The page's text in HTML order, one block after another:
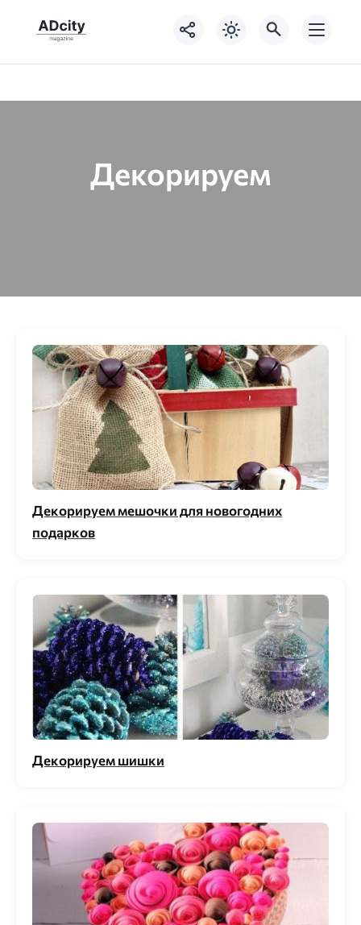
Декорируем
Декорируем мешочки для новогодних
подарков
Декорируем шишки